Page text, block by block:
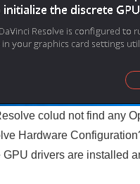
colud not find any
Hardware
drivers are installed